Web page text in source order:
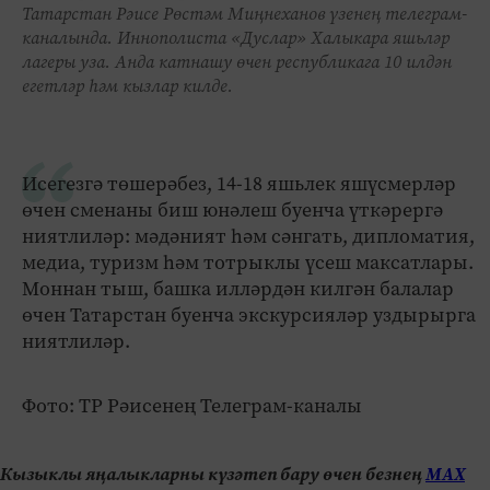
Татарстан Рәисе Рөстәм Миңнеханов үзенең телеграм-
каналында. Иннополиста «Дуслар» Халыкара яшьләр
лагеры уза. Анда катнашу өчен республикага 10 илдән
егетләр һәм кызлар килде.
Исегезгә төшерәбез, 14-18 яшьлек яшүсмерләр
өчен сменаны биш юнәлеш буенча үткәрергә
ниятлиләр: мәдәният һәм сәнгать, дипломатия,
медиа, туризм һәм тотрыклы үсеш максатлары.
Моннан тыш, башка илләрдән килгән балалар
өчен Татарстан буенча экскурсияләр уздырырга
ниятлиләр.
Фото: ТР Рәисенең Телеграм-каналы
Кызыклы яңалыкларны күзәтеп бару өчен безнеңМАХ